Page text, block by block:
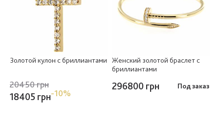
Золотой кулон с бриллиантами
20450 грн
18405 грн-10%
Женский золотой браслет с
бриллиантами
296800 грн Под заказ